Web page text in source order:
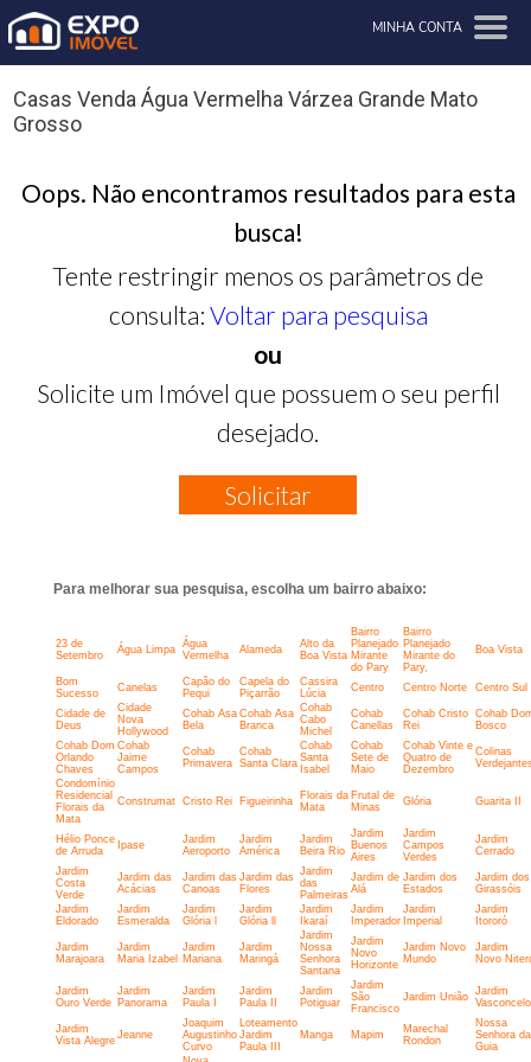
MINHA CONTA
Casas Venda Água Vermelha Várzea Grande Mato
Grosso
Oops. Não encontramos resultados para esta
busca!
Tente restringir menos os parâmetros de
consulta: Voltar para pesquisa
ou
Solicite um Imóvel que possuem o seu perfil
desejado.
Solicitar
Para melhorar sua pesquisa, escolha um bairro abaixo:
23 de
Setembro
Água Limpa
Água
Vermelha
Alameda
Alto da
Boa Vista
Bairro
Planejado
Mirante
do Pary
Bairro
Planejado
Mirante do
Pary,
Boa Vista
Bom
Sucesso
Canelas
Capão do
Pequi
Capela do
Piçarrão
Cassira
Lúcia
Centro Centro Norte Centro Sul
Cidade de
Deus
Cidade
Nova
Hollywood
Cohab Asa
Bela
Cohab Asa
Branca
Cohab
Cabo
Michel
Cohab
Canellas
Cohab Cristo
Rei
Cohab
Bosco
Cohab Dom
Orlando
Chaves
Cohab
Jaime
Campos
Cohab
Primavera
Cohab
Santa Clara
Cohab
Santa
Isabel
Cohab
Sete de
Maio
Cohab Vinte e
Quatro de
Dezembro
Colinas
Condomínio
Residencial
Florais da
Mata
Construmat Cristo Rei Figueirinha
Florais da
Mata
Frutal de
Minas
Glória Guarita II
Hélio Ponce
de Arruda
Ipase
Jardim
Aeroporto
Jardim
América
Jardim
Beira Rio
Jardim
Buenos
Aires
Jardim
Campos
Verdes
Jardim
Cerrado
Jardim
Costa
Verde
Jardim das
Acácias
Jardim das
Canoas
Jardim das
Flores
Jardim
das
Palmeiras
Jardim de
Alá
Jardim dos
Estados
Jardim dos
Girassóis
Jardim
Eldorado
Jardim
Esmeralda
Jardim
Glória l
Jardim
Glória ll
Jardim
Ikaraí
Jardim
Imperador
Jardim
Imperial
Jardim
Itororó
Jardim
Marajoara
Jardim
Maria Izabel
Jardim
Mariana
Jardim
Maringá
Jardim
Nossa
Senhora
Santana
Jardim
Novo
Horizonte
Jardim Novo
Mundo
Jardim
Novo
Jardim
Ouro Verde
Jardim
Panorama
Jardim
Paula I
Jardim
Paula II
Jardim
Potiguar
Jardim
São
Francisco
Jardim União
Jardim
Jardim
Vista Alegre Jeanne
Joaquim
Augustinho
Curvo
Loteamento
Jardim
Paula III
Manga Mapim
Marechal
Rondon
Nossa
Senhora da
Guia